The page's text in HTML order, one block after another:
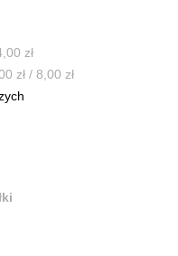
zł
zł / 8,00 zł